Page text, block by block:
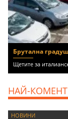
Брутална
Щетите за
НАЙ-
НОВИНИ